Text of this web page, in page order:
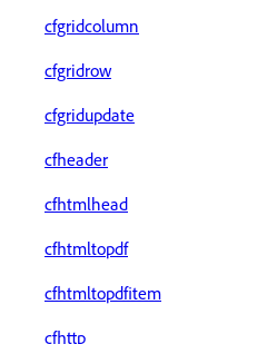
cfgridcolumn
cfgridrow
cfgridupdate
cfheader
cfhtmlhead
cfhtmltopdf
cfhtmltopdfitem
cfhttp